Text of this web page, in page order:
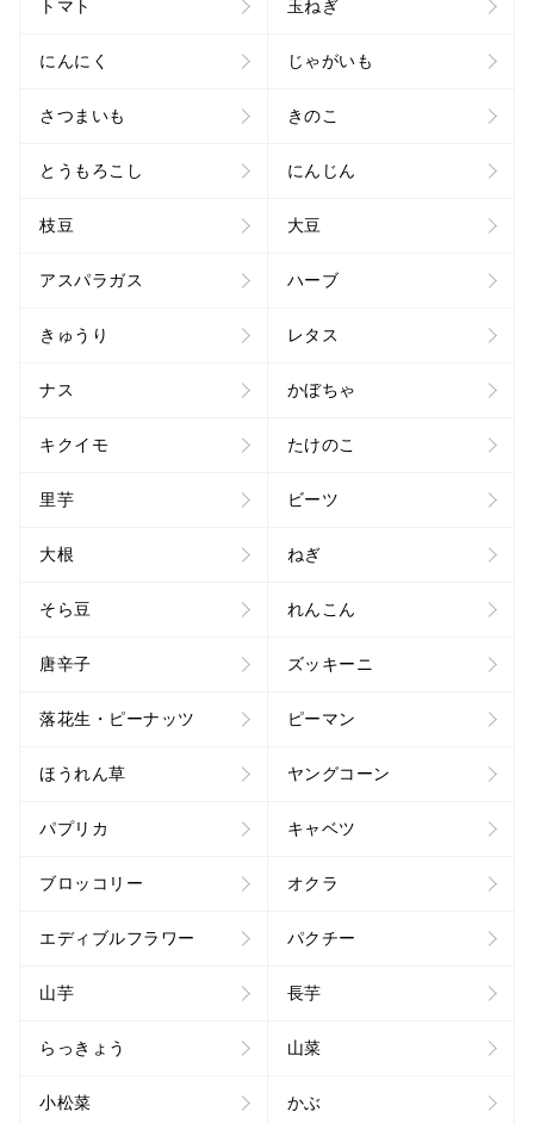
トマト 玉ねぎ
にんにく じゃがいも
さつまいも きのこ
とうもろこし にんじん
枝豆 大豆
アスパラガス ハーブ
きゅうり レタス
ナス かぼちゃ
キクイモ たけのこ
里芋 ビーツ
大根 ねぎ
そら豆 れんこん
唐辛子 ズッキーニ
落花生・ピーナッツ ピーマン
ほうれん草 ヤングコーン
パプリカ キャベツ
ブロッコリー オクラ
エディブルフラワー パクチー
山芋 長芋
らっきょう 山菜
小松菜 かぶ